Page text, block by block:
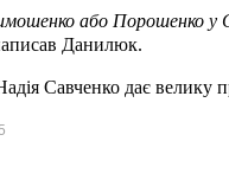
або Порошенко
Данилюк.
Савченко дає велику